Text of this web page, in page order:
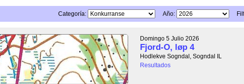
Categoría: Año:
Domingo 5 Julio 2026
Fjord-O, løp 4
Hodlekve Sogndal, Sogndal IL
Resultados